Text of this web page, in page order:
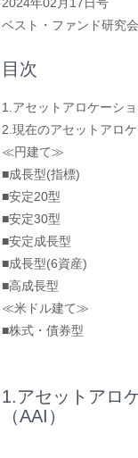
ベスト・ファンド研究会
目次
1.アセットアロケーシ
2.現在のアセットアロ
≪円建て≫
■成長型(指標)
■安定20型
■安定30型
■安定成長型
■成長型(6資産)
■高成長型
≪米ドル建て≫
■株式・債券型
1.アセットアロ
（AAI）